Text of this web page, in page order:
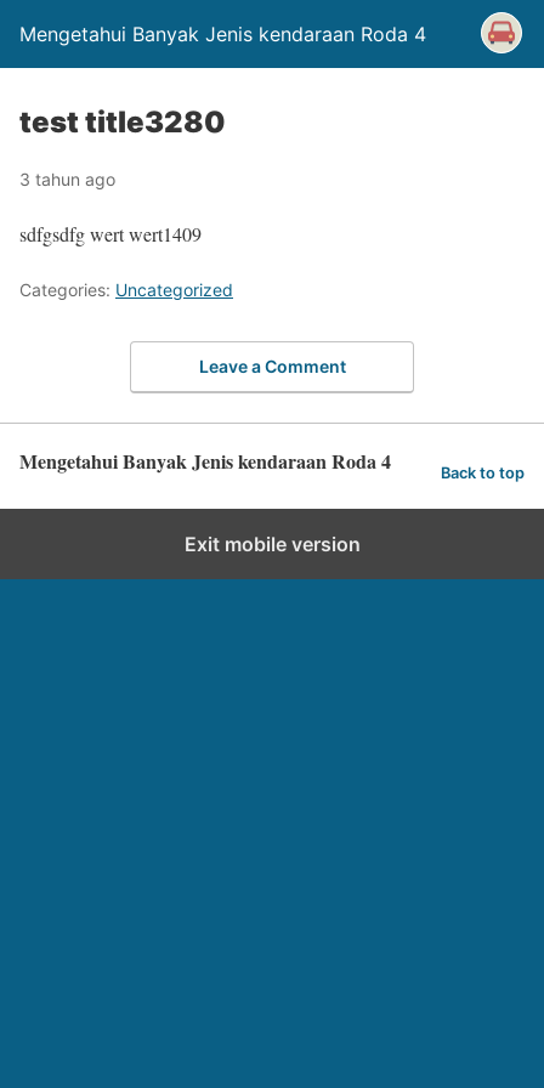
Mengetahui Banyak Jenis kendaraan Roda 4
test title3280
3 tahun ago
sdfgsdfg wert wert1409
Categories: Uncategorized
Leave a Comment
Mengetahui Banyak Jenis kendaraan Roda 4 Back to top
Exit mobile version